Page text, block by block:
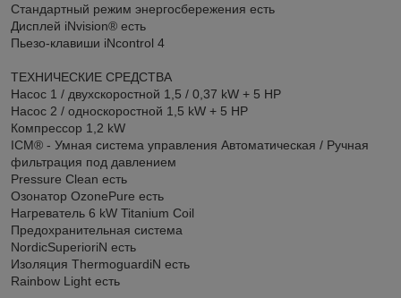
Стандартный режим энергосбережения есть
Дисплей iNvision® есть
Пьезо-клавиши iNcontrol 4
ТЕХНИЧЕСКИЕ СРЕДСТВА
Насос 1 / двухскоростной 1,5 / 0,37 kW + 5 HP
Насос 2 / односкоростной 1,5 kW + 5 HP
Компрессор 1,2 kW
ICM® - Умная система управления Автоматическая / Ручная
фильтрация под давлением
Pressure Clean есть
Озонатор OzonePure есть
Нагреватель 6 kW Titanium Coil
Предохранительная система
NordicSuperioriN есть
Изоляция ThermoguardiN есть
Rainbow Light есть